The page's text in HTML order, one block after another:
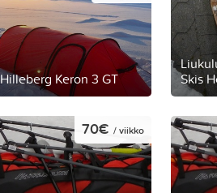
Hilleberg Keron 3 GT
Skis
70€ / viikko